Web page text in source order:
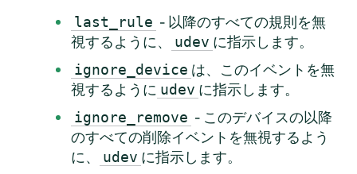
last_rule - 以降のすべての規則を無
視するように、
udev に指示します。
ignore_device は、このイベントを無
視するように udev に指示します。
ignore_remove - このデバイスの以降
のすべての削除イベントを無視するよう
に、
udev に指示します。